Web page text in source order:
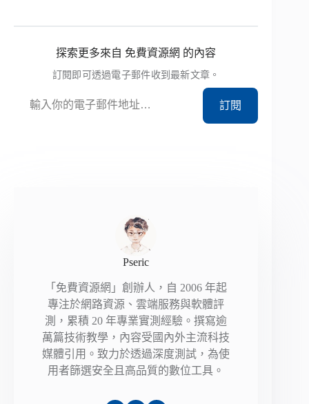
探索更多來自 免費資源網 的內容
訂閱即可透過電子郵件收到最新文章。
訂閱
Pseric
「免費資源網」創辦人，自 2006 年起
專注於網路資源、雲端服務與軟體評
測，累積 20 年專業實測經驗。撰寫逾
萬篇技術教學，內容受國內外主流科技
媒體引用。致力於透過深度測試，為使
用者篩選安全且高品質的數位工具。